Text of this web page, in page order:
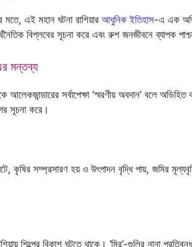
এই মহান ঘটনা রাশিয়ার আধুনিক ইতিহাস-এ এক
বিপ্লবের সূচনা করে এবং রুশ জনজীবনে ব্যাপক
মন্তব্য
আলেকজান্ডারের সর্বাপেক্ষা ‘স্মরণীয় অবদান’ বলে
সূচনা করে।
কৃষির সম্প্রসারণ হয় ও উৎপাদন বৃদ্ধি পায়, জমির
শিল্পের বিকাশ ঘটতে থাকে। ‘মির’-গুলির নানা